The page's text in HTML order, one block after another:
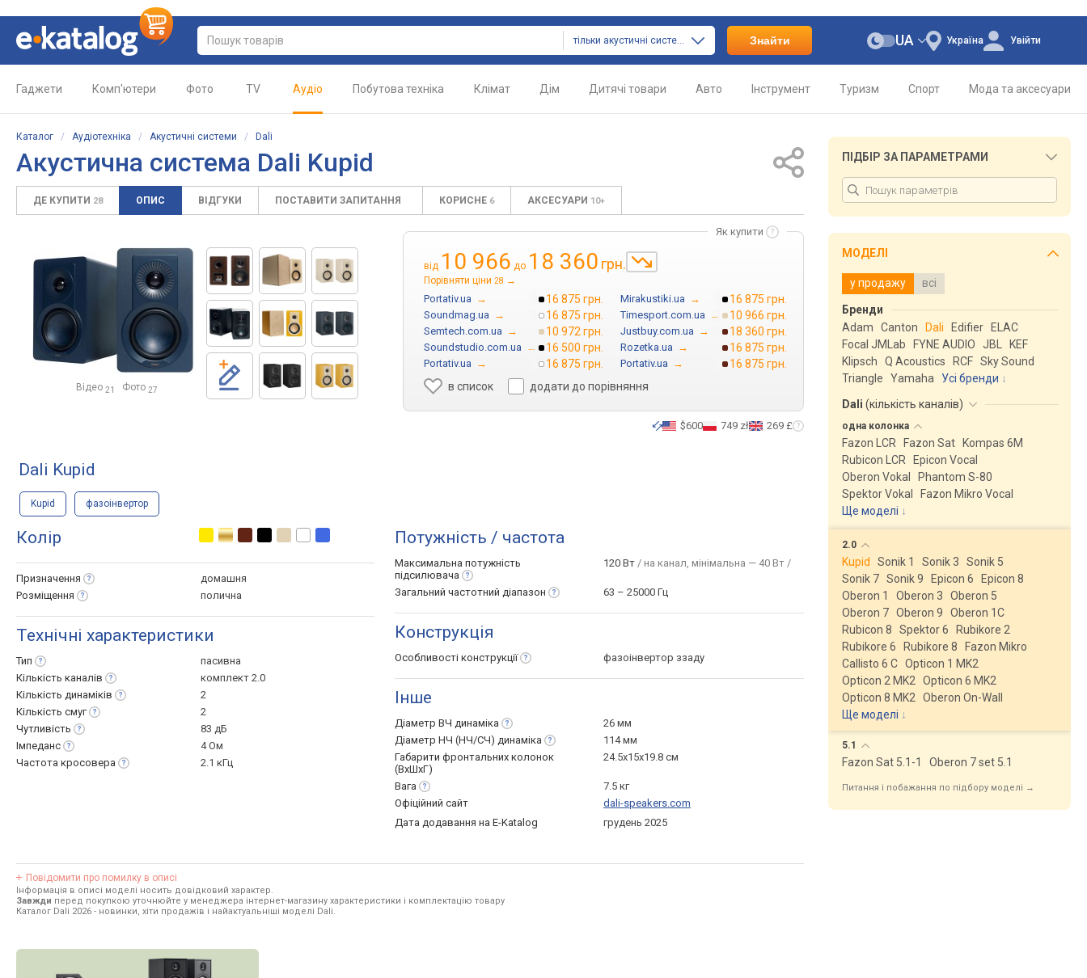
тільки акустичні системи Знайти Україна
UA Увійти
Гаджети Комп'ютери Фото TV Аудіо Побутова техніка Клімат Дім Дитячі товари Авто Інструмент Туризм Спорт Мода та аксесуари
Каталог / Аудіотехніка / Акустичні системи / Dali
Акустична система Dali Kupid
ДЕ КУПИТИ 28 ОПИС ВІДГУКИ ПОСТАВИТИ ЗАПИТАННЯ КОРИСНЕ 6 АКСЕСУАРИ 10+
Відео 21 Фото 27
Як купити
від 10 966 до 18 360 грн.
Порівняти ціни 28 →
Portativ.ua → 16 875 грн. Mirakustiki.ua → 16 875 грн.
Soundmag.ua → 16 875 грн. Timesport.com.ua → 10 966 грн.
Semtech.com.ua → 10 972 грн. Justbuy.com.ua → 18 360 грн.
Soundstudio.com.ua → 16 500 грн. Rozetka.ua → 16 875 грн.
Portativ.ua → 16 875 грн. Portativ.ua →
16 875 грн.
в список
додати до порівняння
$600 749 zł 269 £
Dali Kupid
Kupid фазоінвертор
Колір
Призначення
домашня
Розміщення
полична
Технічні характеристики
Тип
пасивна
Кількість каналів
комплект 2.0
Кількість динаміків
2
Кількість смуг
2
Чутливість
83 дБ
Імпеданс
4 Ом
Частота кросовера 2.1 кГц
Потужність / частота
Максимальна потужність
підсилювача
120 Вт / на канал, мінімальна — 40 Вт /
Загальний частотний діапазон 63 – 25000 Гц
Конструкція
Особливості конструкції фазоінвертор ззаду
Інше
Діаметр ВЧ динаміка
26 мм
Діаметр НЧ (НЧ/СЧ) динаміка
114 мм
Габарити фронтальних колонок
(ВхШхГ)
24.5x15x19.8 см
Вага
7.5 кг
Офіційний сайт
dali-speakers.com
Дата додавання на E-Katalog
грудень 2025
Повідомити про помилку в описі
Інформація в описі моделі носить довідковий характер.
Завжди перед покупкою уточнюйте у менеджера інтернет-магазину характеристики і комплектацію товару
Каталог Dali 2026 - новинки, хіти продажів і найактуальніші моделі Dali.
ПІДБІР ЗА ПАРАМЕТРАМИ
МОДЕЛІ
у продажу всі
Бренди
Adam
Canton Dali Edifier
ELAC
Focal JMLab
FYNE AUDIO JBL
KEF
Klipsch
Q Acoustics RCF Sky Sound
Triangle
Yamaha
Усі бренди
Dali (кількість каналів)
одна колонка
Fazon LCR Fazon Sat
Kompas 6M
Rubicon LCR
Epicon Vocal
Oberon Vokal
Phantom S-80
Spektor Vokal
Fazon Mikro Vocal
Ще моделі ↓
2.0
Kupid Sonik 1 Sonik 3
Sonik 5
Sonik 7 Sonik 9 Epicon 6
Epicon 8
Oberon 1
Oberon 3
Oberon 5
Oberon 7 Oberon 9
Oberon 1C
Rubicon 8
Spektor 6
Rubikore 2
Rubikore 6
Rubikore 8
Fazon Mikro
Callisto 6 C Opticon 1 MK2
Opticon 2 MK2
Opticon 6 MK2
Opticon 8 MK2
Oberon On-Wall
Ще моделі ↓
5.1
Fazon Sat 5.1-1 Oberon 7 set 5.1
Питання і побажання по підбору моделі →